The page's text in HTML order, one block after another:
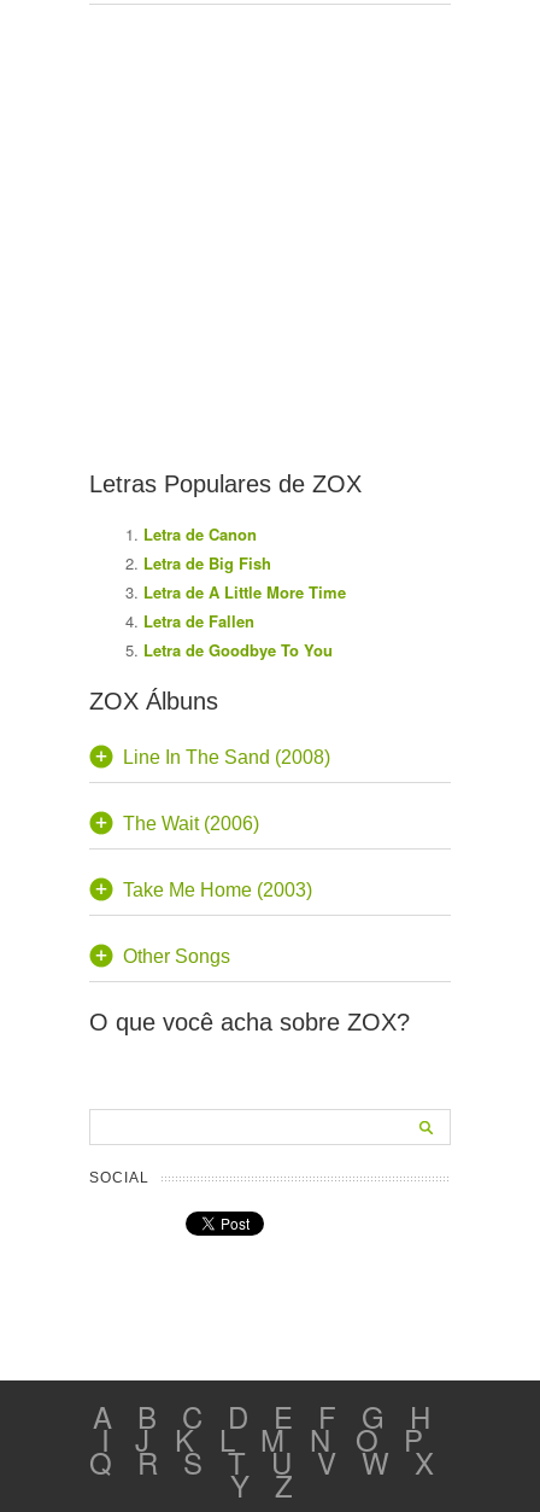
Letras Populares de ZOX
Letra de Canon
Letra de Big Fish
Letra de A Little More Time
Letra de Fallen
Letra de Goodbye To You
ZOX Álbuns
Line In The Sand (2008)
The Wait (2006)
Take Me Home (2003)
Other Songs
O que você acha sobre ZOX?
SOCIAL
A B C D E F G H
I J K L M N O P
Q R S T U V W X
Y Z